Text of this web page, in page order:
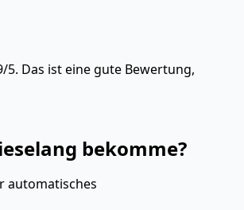
Das ist eine gute Bewertung,
bekomme?
automatisches